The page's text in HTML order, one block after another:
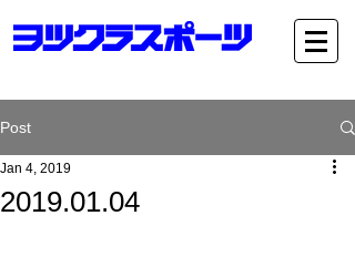
Post
2019.01.04
Jan 4, 2019